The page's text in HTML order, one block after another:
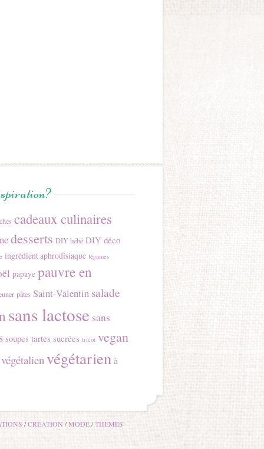
cadeaux culinaires
desserts DIY bébé DIY déco
ingrédient aphrodisiaque légumes
papaye pauvre en
pâtes Saint-Valentin salade
sans lactose sans
soupes tartes sucrées tricot vegan
végétalien végétarien à
CRÉATION MODE THÈMES